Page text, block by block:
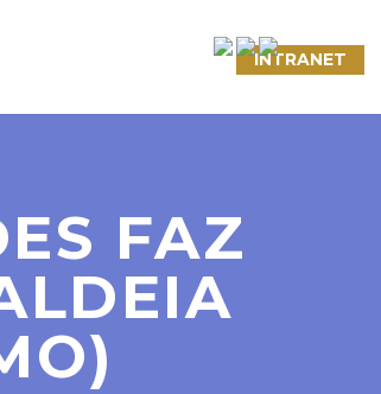
INTRANET
FAZ